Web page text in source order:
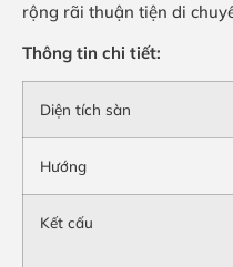
rộng rãi thuận tiện di
Thông tin chi tiết:
Diện tích sàn
Hướng
Kết cấu